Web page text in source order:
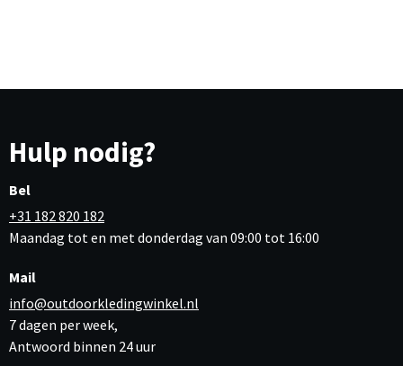
Hulp nodig?
Bel
+31 182 820 182
Maandag tot en met donderdag van 09:00 tot 16:00
Mail
info@outdoorkledingwinkel.nl
7 dagen per week,
Antwoord binnen 24 uur